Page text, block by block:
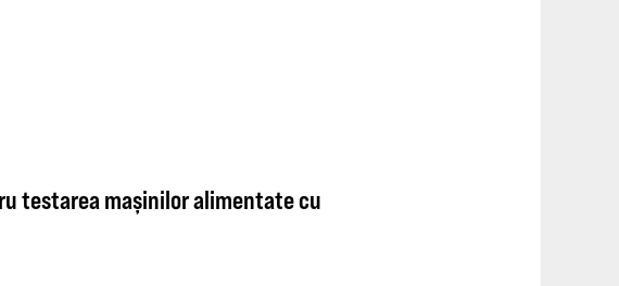
testarea mașinilor alimentate cu